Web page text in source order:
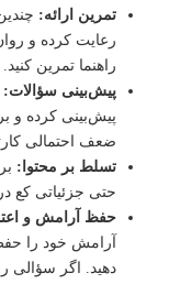
تمرین ارائه: چندین بار
رعایت کرده و روان
راهنما تمرین کنید.
پیش‌بینی سؤالات:سعی
پیش‌بینی کرده و برای
ضعف احتمالی کارتان
تسلط بر محتوا:بر
حتی جزئیاتی کع در
حفظ آرامش و اعتماد
آرامش خود را حفظ
دهید. اگر سؤالی را